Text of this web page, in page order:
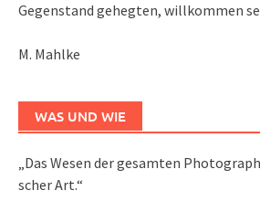
Gegenstand gehegten, willkommen
M. Mahlke
WAS UND WIE
„Das We­sen der ge­sam­ten
scher Art.“